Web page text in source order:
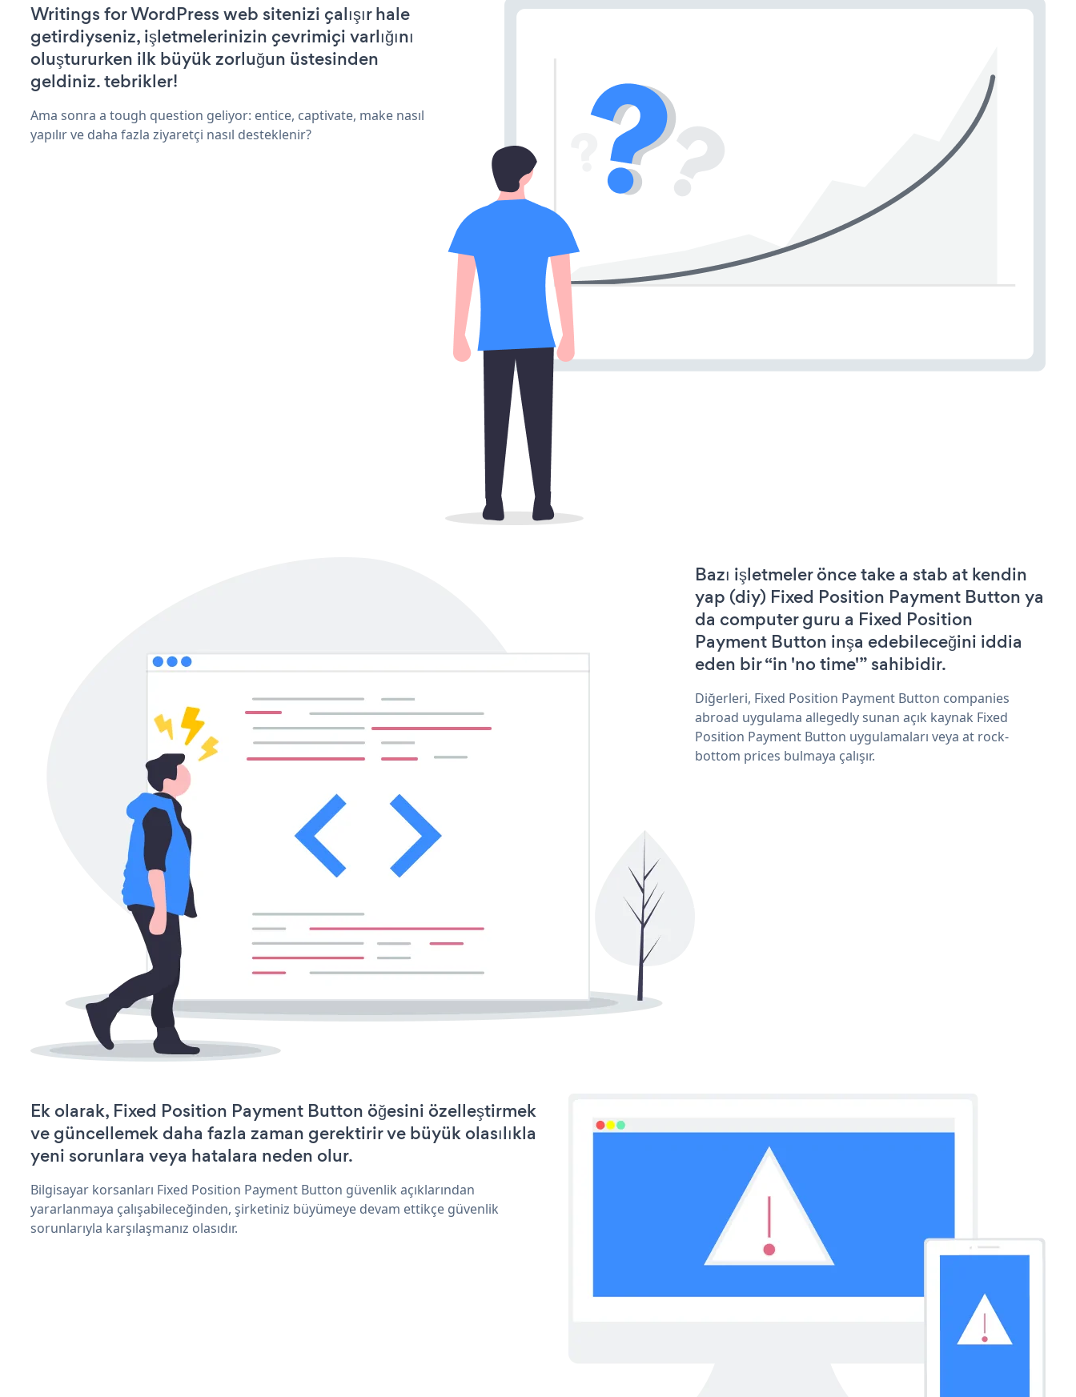
Writings for WordPress web sitenizi çalışır hale
getirdiyseniz, işletmelerinizin çevrimiçi varlığını
oluştururken ilk büyük zorluğun üstesinden
geldiniz. tebrikler!
Ama sonra a tough question geliyor: entice, captivate, make nasıl
yapılır ve daha fazla ziyaretçi nasıl desteklenir?
Bazı işletmeler önce take a stab at kendin
yap (diy) Fixed Position Payment Button ya
da computer guru a Fixed Position
Payment Button inşa edebileceğini iddia
eden bir “in 'no time'” sahibidir.
Diğerleri, Fixed Position Payment Button companies
abroad uygulama allegedly sunan açık kaynak Fixed
Position Payment Button uygulamaları veya at rock-
bottom prices bulmaya çalışır.
Ek olarak, Fixed Position Payment Button öğesini özelleştirmek
ve güncellemek daha fazla zaman gerektirir ve büyük olasılıkla
yeni sorunlara veya hatalara neden olur.
Bilgisayar korsanları Fixed Position Payment Button güvenlik açıklarından
yararlanmaya çalışabileceğinden, şirketiniz büyümeye devam ettikçe güvenlik
sorunlarıyla karşılaşmanız olasıdır.